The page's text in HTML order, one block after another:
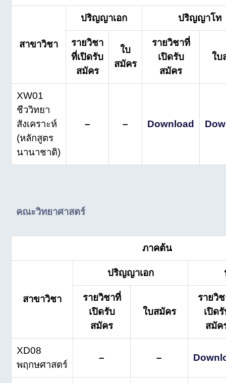
สาขาวิชา
ปริญญาเอก ปริญญาโท
รายวิชา
ที่เปิดรับ
สมัคร
ใบ
สมัคร
รายวิชาที่
เปิดรับ
สมัคร
ใบ
XW01
ชีววิทยา
สังเคราะห์
(หลักสูตร
นานาชาติ)
– – Download
คณะวิทยาศาสตร์
ภาคต้น
สาขาวิชา
ปริญญาเอก
รายวิชาที่
เปิดรับ
สมัคร
ใบสมัคร
รายวิ
เปิด
สมัค
XD08
พฤกษศาสตร์
– –